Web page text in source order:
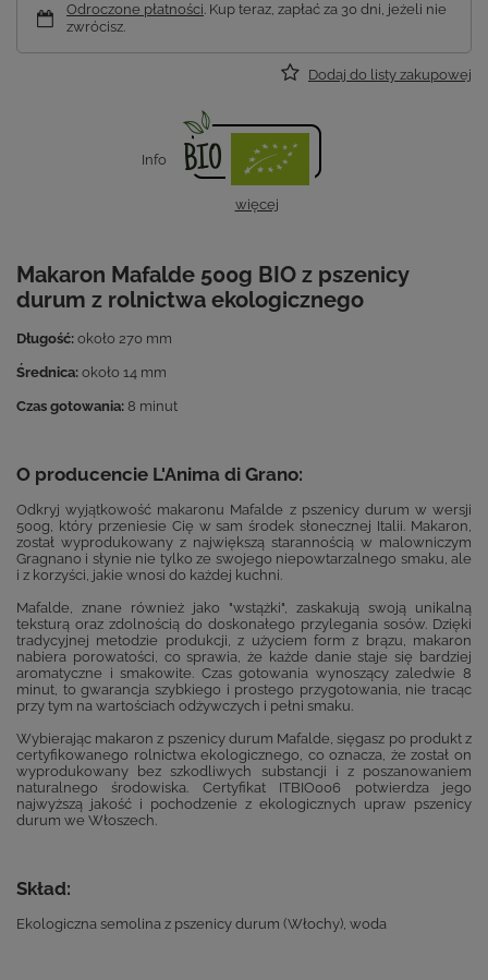
Odroczone płatności. Kup teraz, zapłać za 30 dni, jeżeli nie
zwrócisz.
Dodaj do listy zakupowej
Info
więcej
Makaron Mafalde 500g BIO z pszenicy
durum z rolnictwa ekologicznego
Długość: około 270 mm
Średnica: około 14 mm
Czas gotowania: 8 minut
O producencie L'Anima di Grano:
Odkryj wyjątkowość makaronu Mafalde z pszenicy durum w wersji
500g, który przeniesie Cię w sam środek słonecznej Italii. Makaron,
został wyprodukowany z największą starannością w malowniczym
Gragnano i słynie nie tylko ze swojego niepowtarzalnego smaku, ale
i z korzyści, jakie wnosi do każdej kuchni.
Mafalde, znane również jako "wstążki", zaskakują swoją unikalną
teksturą oraz zdolnością do doskonałego przylegania sosów. Dzięki
tradycyjnej metodzie produkcji, z użyciem form z brązu, makaron
nabiera porowatości, co sprawia, że każde danie staje się bardziej
aromatyczne i smakowite. Czas gotowania wynoszący zaledwie 8
minut, to gwarancja szybkiego i prostego przygotowania, nie tracąc
przy tym na wartościach odżywczych i pełni smaku.
Wybierając makaron z pszenicy durum Mafalde, sięgasz po produkt z
certyfikowanego rolnictwa ekologicznego, co oznacza, że został on
wyprodukowany bez szkodliwych substancji i z poszanowaniem
naturalnego środowiska. Certyfikat ITBIO006 potwierdza jego
najwyższą jakość i pochodzenie z ekologicznych upraw pszenicy
durum we Włoszech.
Skład:
Ekologiczna semolina z pszenicy durum (Włochy), woda